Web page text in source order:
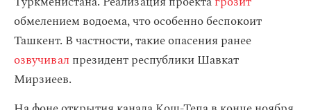
обмелением водоема, что особенно беспокоит
Ташкент. В частности, такие опасения ранее
озвучивал президент республики Шавкат
Мирзиеев.